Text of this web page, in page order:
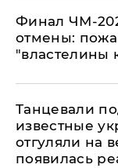
Финал ЧМ-
отмены:
"властелины
Танцевали
известные
отгуляли на
появилась